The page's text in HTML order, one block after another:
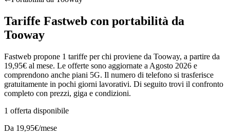
Tariffe Fastweb con portabilità da
Tooway
Fastweb propone 1 tariffe per chi proviene da Tooway, a partire da
19,95€ al mese. Le offerte sono aggiornate a Agosto 2026 e
comprendono anche piani 5G. Il numero di telefono si trasferisce
gratuitamente in pochi giorni lavorativi. Di seguito trovi il confronto
completo con prezzi, giga e condizioni.
1 offerta disponibile
Da 19,95€/mese